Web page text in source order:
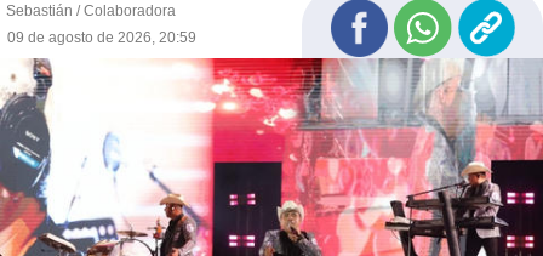
Sebastián / Colaboradora
09 de agosto de 2026, 20:59